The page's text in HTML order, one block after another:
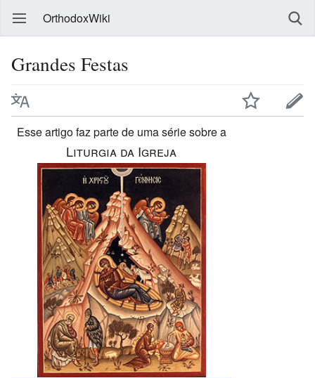
OrthodoxWiki
Grandes Festas
Esse artigo faz parte de uma série sobre a
Liturgia da Igreja